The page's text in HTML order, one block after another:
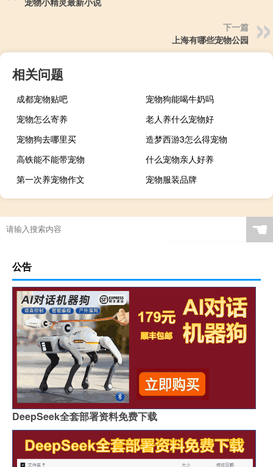
下一篇
上海有哪些宠物公园
相关问题
成都宠物贴吧
宠物狗能喝牛奶吗
宠物怎么寄养
老人养什么宠物好
宠物狗去哪里买
造梦西游3怎么得宠物
高铁能不能带宠物
什么宠物亲人好养
第一次养宠物作文
宠物服装品牌
☚
公告
DeepSeek全套部署资料免费下载